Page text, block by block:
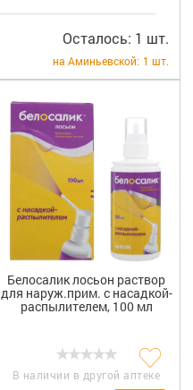
Осталось: 1 шт.
на Аминьевской: 1 шт.
Белосалик лосьон раствор
для наруж.прим. с насадкой-
распылителем, 100 мл
В наличии в другой аптеке